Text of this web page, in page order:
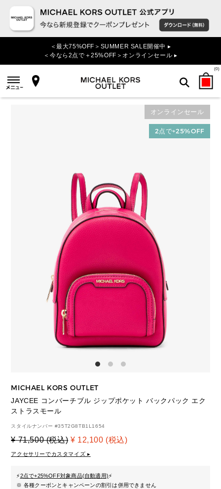
＜最大75%OFF＞SUMMER SALE開催中 ▸
＜今なら2点で＋25%OFF＞オンラインセール ▸
(0)
検索
オンラインセール
2点で+25%OFF
MICHAEL KORS OUTLET
JAYCEE コンバーチブル ジップポケット バックパック エク
ストラスモール
スタイルナンバー #35T2G8TB1L1654
¥ 71,500 (税込) ¥ 12,100 (税込)
アクセサリーでカスタマイズ ▸
⚡2点で+25%OFF対象商品(自動適用)⚡
※ 各種クーポンとキャンペーンの割引は併用できません